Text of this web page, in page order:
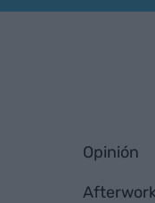
Opinión